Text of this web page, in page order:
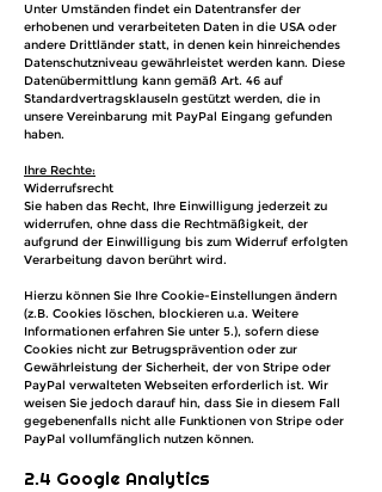
Unter Umständen findet ein Datentransfer der
erhobenen und verarbeiteten Daten in die USA oder
andere Drittländer statt, in denen kein hinreichendes
Datenschutzniveau gewährleistet werden kann. Diese
Datenübermittlung kann gemäß Art. 46 auf
Standardvertragsklauseln gestützt werden, die in
unsere Vereinbarung mit PayPal Eingang gefunden
haben.
Ihre Rechte:
Widerrufsrecht
Sie haben das Recht, Ihre Einwilligung jederzeit zu
widerrufen, ohne dass die Rechtmäßigkeit, der
aufgrund der Einwilligung bis zum Widerruf erfolgten
Verarbeitung davon berührt wird.
Hierzu können Sie Ihre Cookie-Einstellungen ändern
(z.B. Cookies löschen, blockieren u.a. Weitere
Informationen erfahren Sie unter 5.), sofern diese
Cookies nicht zur Betrugsprävention oder zur
Gewährleistung der Sicherheit, der von Stripe oder
PayPal verwalteten Webseiten erforderlich ist. Wir
weisen Sie jedoch darauf hin, dass Sie in diesem Fall
gegebenenfalls nicht alle Funktionen von Stripe oder
PayPal vollumfänglich nutzen können.
2.4 Google Analytics